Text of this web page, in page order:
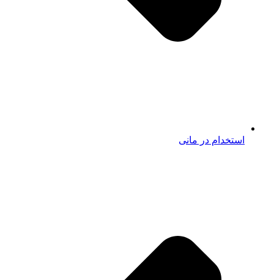
استخدام در مانی